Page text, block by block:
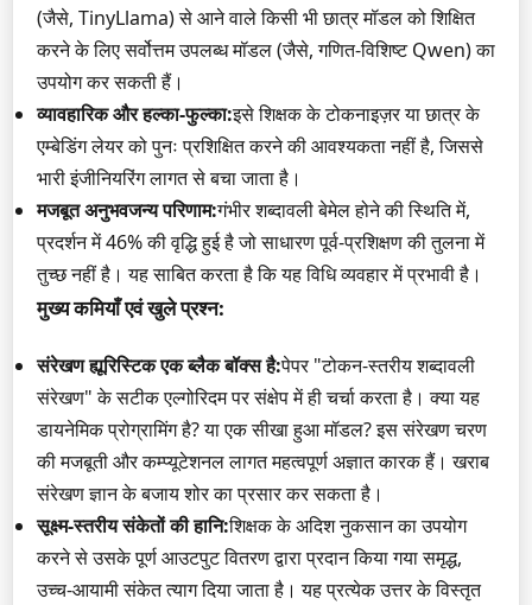
(जैसे, TinyLlama) से आने वाले किसी भी छात्र मॉडल को शिक्षित
करने के लिए सर्वोत्तम उपलब्ध मॉडल (जैसे, गणित-विशिष्ट Qwen) का
उपयोग कर सकती हैं।
व्यावहारिक और हल्का-फुल्का:इसे शिक्षक के टोकनाइज़र या छात्र के
एम्बेडिंग लेयर को पुनः प्रशिक्षित करने की आवश्यकता नहीं है, जिससे
भारी इंजीनियरिंग लागत से बचा जाता है।
मजबूत अनुभवजन्य परिणाम:गंभीर शब्दावली बेमेल होने की स्थिति में,
प्रदर्शन में 46% की वृद्धि हुई है जो साधारण पूर्व-प्रशिक्षण की तुलना में
तुच्छ नहीं है। यह साबित करता है कि यह विधि व्यवहार में प्रभावी है।
मुख्य कमियाँ एवं खुले प्रश्न:
संरेखण ह्यूरिस्टिक एक ब्लैक बॉक्स है:पेपर "टोकन-स्तरीय शब्दावली
संरेखण" के सटीक एल्गोरिदम पर संक्षेप में ही चर्चा करता है। क्या यह
डायनेमिक प्रोग्रामिंग है? या एक सीखा हुआ मॉडल? इस संरेखण चरण
की मजबूती और कम्प्यूटेशनल लागत महत्वपूर्ण अज्ञात कारक हैं। खराब
संरेखण ज्ञान के बजाय शोर का प्रसार कर सकता है।
सूक्ष्म-स्तरीय संकेतों की हानि:शिक्षक के अदिश नुकसान का उपयोग
करने से उसके पूर्ण आउटपुट वितरण द्वारा प्रदान किया गया समृद्ध,
उच्च-आयामी संकेत त्याग दिया जाता है। यह प्रत्येक उत्तर के विस्तृत